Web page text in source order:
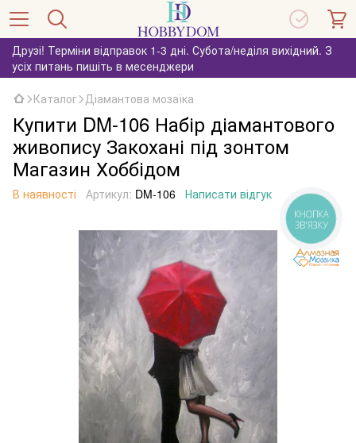
Друзі! Терміни відправок 1-3 дні. Субота/неділя вихідний. З
усіх питань пишіть в месенджери
Каталог Діамантова мозаїка
Купити DM-106 Набір діамантового
живопису Закохані під зонтом
Магазин Хоббідом
В наявності Артикул: DM-106 Написати відгук
КНОПКА
ЗВ'ЯЗКУ